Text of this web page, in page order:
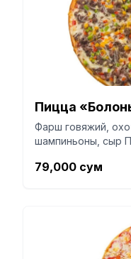
Пицца
Фарш говяжий,
шампиньоны, сыр
79,000 сум